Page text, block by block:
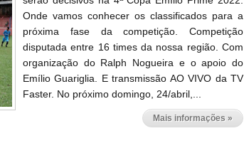
Onde vamos conhecer os classificados para a
próxima fase da competição. Competição
disputada entre 16 times da nossa região. Com
organização do Ralph Nogueira e o apoio do
Emílio Guariglia. E transmissão AO VIVO da TV
Faster. No próximo domingo, 24/abril,...
Mais informações »